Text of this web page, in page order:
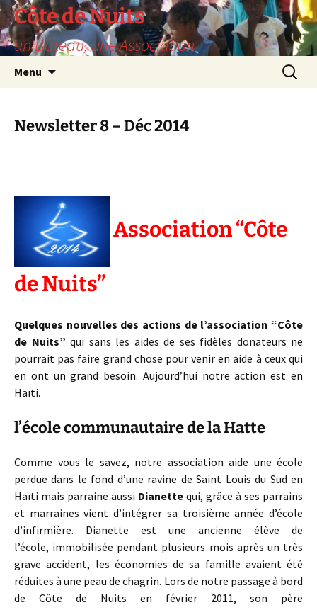
Skip
to
content
Côte de Nuits
un Bateau, une Association
Menu
Search
for:
Newsletter 8 – Déc 2014
Association“Côte
de Nuits”
Quelques nouvelles des actions de l’association “Côte
de Nuits” qui sans les aides de ses fidèles donateurs ne
pourrait pas faire grand chose pour venir en aide à ceux qui
en ont un grand besoin. Aujourd’hui notre action est en
Haïti.
l’école communautaire de la Hatte
Comme vous le savez, notre association aide une école
perdue dans le fond d’une ravine de Saint Louis du Sud en
Haïti mais parraine aussi Dianette qui, grâce à ses parrains
et marraines vient d’intégrer sa troisième année d’école
d’infirmière. Dianette est une ancienne élève de
l’école, immobilisée pendant plusieurs mois après un très
grave accident, les économies de sa famille avaient été
réduites à une peau de chagrin. Lors de notre passage à bord
de Côte de Nuits en février 2011, son père